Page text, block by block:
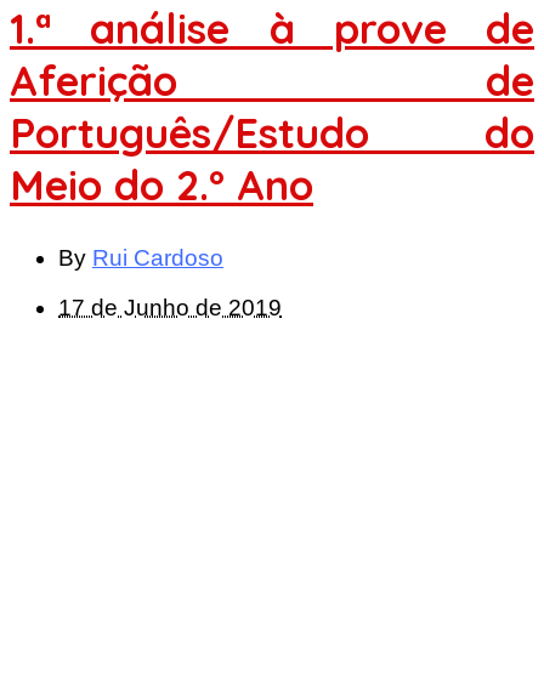
1.ª análise à prove de
Aferição de
Português/Estudo do
Meio do 2.º Ano
By Rui Cardoso
17 de Junho de 2019